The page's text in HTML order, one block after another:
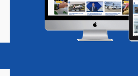
Magazine Podcasts